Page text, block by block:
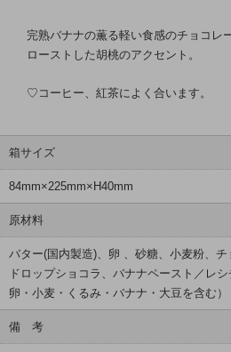
完熟バナナの薫る軽い食感のチョコレ
ローストした胡桃のアクセント。
♡コーヒー、紅茶によく合います。
箱サイズ
84mm×225mm×H40mm
原材料
バター(国内製造)、卵 、砂糖、小麦粉、チ
ドロップショコラ、バナナペースト／レ
卵・小麦・くるみ・バナナ・大豆を含む）
備 考